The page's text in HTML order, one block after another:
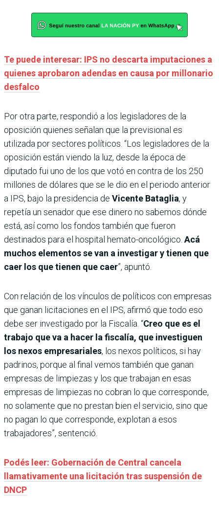
Te puede interesar: IPS no descarta imputaciones a
quienes aprobaron adendas en causa por millonario
desfalco
Por otra parte, respondió a los legisladores de la
oposición quienes señalan que la previsional es
utilizada por sectores políticos. “Los legisladores de la
oposición están viendo la luz, desde la época de
diputado fui uno de los que votó en contra de los 250
millones de dólares que se le dio en el periodo anterior
a IPS, bajo la presidencia de Vicente Bataglia, y
repetía un senador que ese dinero no sabemos dónde
está, así como los fondos también que fueron
destinados para el hospital hemato-oncológico. Acá
muchos elementos se van a investigar y tienen que
caer los que tienen que caer”, apuntó.
Con relación de los vínculos de políticos con empresas
que ganan licitaciones en el IPS, afirmó que todo eso
debe ser investigado por la Fiscalía. “Creo que es el
trabajo que va a hacer la fiscalía, que investiguen
los nexos empresariales, los nexos políticos, si hay
padrinos, porque al final vemos también que ganan
empresas de limpiezas y los que trabajan en esas
empresas de limpiezas no cobran lo que corresponde,
no solamente que no prestan bien el servicio, sino que
no pagan lo que corresponde, explotan a esos
trabajadores”, sentenció.
Podés leer: Gobernación de Central cancela
llamativamente una licitación tras suspensión de
DNCP